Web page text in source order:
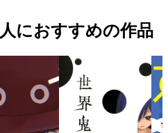
におすすめの作品